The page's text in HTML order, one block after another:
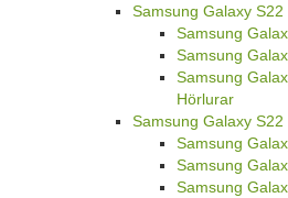
Samsung Galaxy S22
Samsung
Samsung
Samsung
Hörlurar
Samsung Galaxy S22
Samsung
Samsung
Samsung